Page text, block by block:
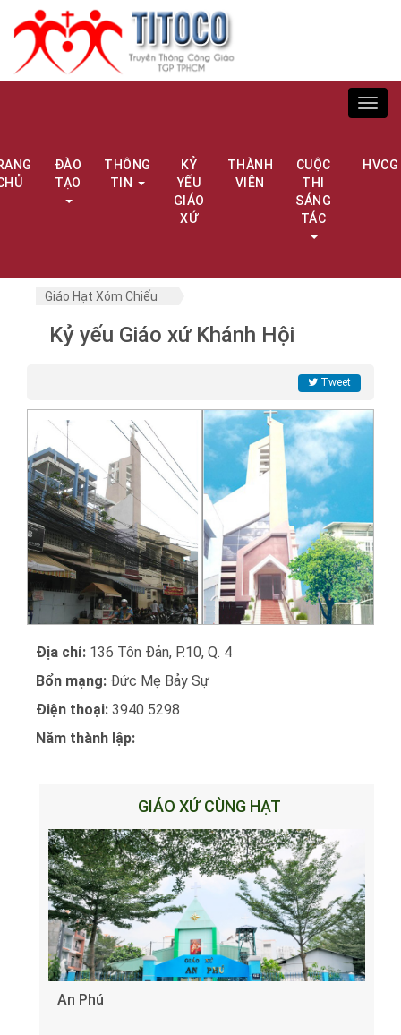
ĐÀO
TẠO
THÔNG
TIN
KỶ
YẾU
GIÁO
XỨ
THÀNH
VIÊN
CUỘC
THI
SÁNG
TÁC
HVCG
Giáo Hạt Xóm Chiếu
Kỷ yếu Giáo xứ Khánh Hội
Tweet
Địa chỉ: 136 Tôn Đản, P.10, Q. 4
Bổn mạng: Đức Mẹ Bảy Sự
Điện thoại: 3940 5298
Năm thành lập:
GIÁO XỨ CÙNG HẠT
An Phú